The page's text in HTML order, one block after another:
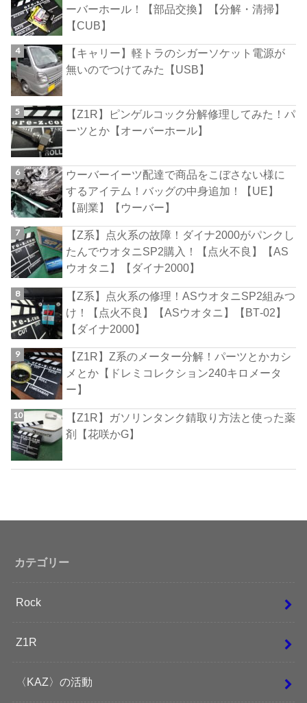
ーバーホール！【部品交換】【分解・清掃】
【CUB】
【キャリー】軽トラのシガーソケット電源が
無いのでつけてみた【USB】
【Z1R】ピンゲルコック分解修理してみた！パ
ーツとか【オーバーホール】
ウーバーイーツ配達で商品をこぼさない様に
するアイテム！バッグの中身追加！【UE】
【副業】【ウーバー】
【Z系】点火系の故障！ダイナ2000がパンクし
たんでウオタニSP2購入！【点火不良】【AS
ウオタニ】【ダイナ2000】
【Z系】点火系の修理！ASウオタニSP2組みつ
け！【点火不良】【ASウオタニ】【BT‐02】
【ダイナ2000】
【Z1R】Z系のメーター分解！パーツとかカシ
メとか【ドレミコレクション240キロメータ
ー】
【Z1R】ガソリンタンク錆取り方法と使った薬
剤【花咲かG】
カテゴリー
Rock
Z1R
〈KAZ〉の活動